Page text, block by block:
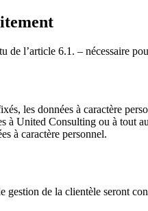
de l’article 6.1. – nécessaire
les données à caractère
à United Consulting ou à tout
à caractère personnel.
gestion de la clientèle seront